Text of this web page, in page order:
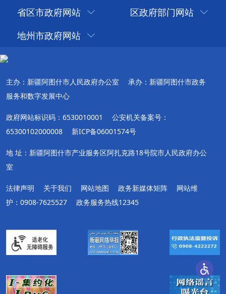
省区市政府网站
区政府部门网站
地州市政府网站
主办：新疆阿图什市人民政府办公室
承办：新疆阿图什市政务
服务和数字发展中心
政府网站标识码：6530010001
公安机关备案号：
65300102000008
新ICP备06001574号
地 址：新疆阿图什市产业服务区阿扎克路18号院市人民政府办公
室
法律声明 关于我们 网站地图 政务新媒体矩阵
网站维
护：0908-7625527
政务服务热线12345